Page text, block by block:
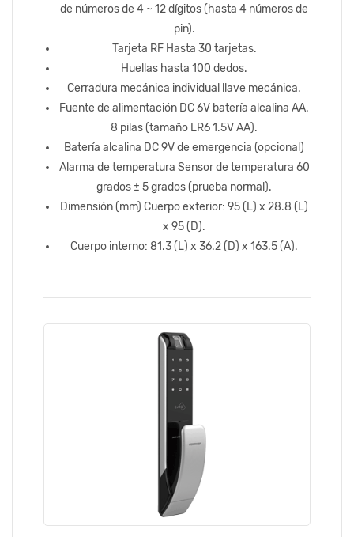
de números de 4 ~ 12 dígitos (hasta 4 números de
pin).
Tarjeta RF Hasta 30 tarjetas.
Huellas hasta 100 dedos.
Cerradura mecánica individual llave mecánica.
Fuente de alimentación DC 6V batería alcalina AA.
8 pilas (tamaño LR6 1.5V AA).
Batería alcalina DC 9V de emergencia (opcional)
Alarma de temperatura Sensor de temperatura 60
grados ± 5 grados (prueba normal).
Dimensión (mm) Cuerpo exterior: 95 (L) x 28.8 (L)
x 95 (D).
Cuerpo interno: 81.3 (L) x 36.2 (D) x 163.5 (A).